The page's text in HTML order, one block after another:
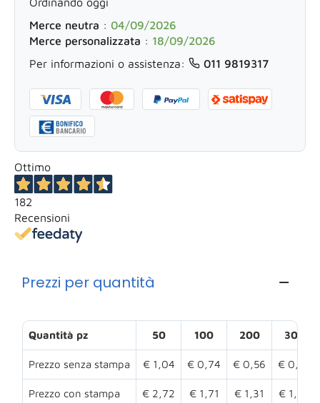
Merce neutra : 04/09/2026
Merce personalizzata : 18/09/2026
Per informazioni o assistenza:
011 9819317
Ottimo
182
Recensioni
Prezzi per quantità
Quantità pz 50 100 200 300
Prezzo senza stampa € 1,04 € 0,74 € 0,56 € 0,49
Prezzo con stampa € 2,72 € 1,71 € 1,31
€ 1,03